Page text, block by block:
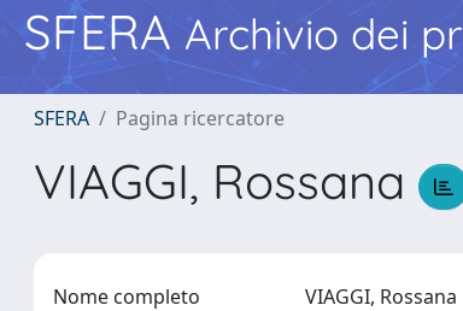
SFERA Archivio dei
SFERA Pagina ricercatore
VIAGGI, Rossana
Nome completo VIAGGI, Rossana